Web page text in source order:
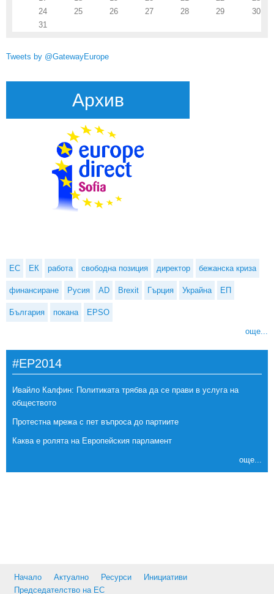
24
25 26 27 28 29
30
31
Tweets by @GatewayEurope
Архив
ЕС ЕК работа свободна позиция директор бежанска криза
финансиране Русия AD Brexit Гърция Украйна ЕП
България покана EPSO
още...
#EP2014
Ивайло Калфин: Политиката трябва да се прави в услуга на
обществото
Протестна мрежа с пет въпроса до партиите
Каква е ролята на Европейския парламент
още...
Начало Актуално Ресурси
Инициативи
Председателство на ЕС